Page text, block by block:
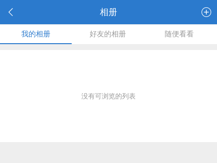
相册
我的相册 好友的相册 随便看看
没有可浏览的列表